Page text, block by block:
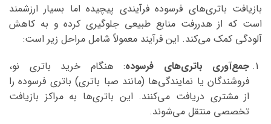
بازیافت باتری‌های فرسوده فرآیندی پیچیده اما بسیار ارزشمند
است که از هدررفت منابع طبیعی جلوگیری کرده و به کاهش
آلودگی کمک می‌کند. این فرآیند معمولاً شامل مراحل زیر است:
جمع‌آوری باتری‌های فرسوده: هنگام خرید باتری نو،
فروشندگان یا نمایندگی‌ها (مانند صبا باتری) باتری فرسوده را
از مشتری دریافت می‌کنند. این باتری‌ها به مراکز بازیافت
تخصصی منتقل می‌شوند.